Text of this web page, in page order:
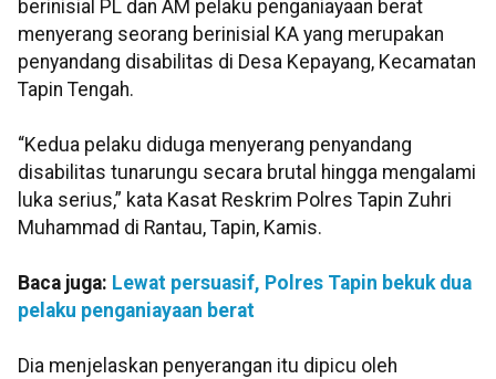
berinisial PL dan AM pelaku penganiayaan berat
menyerang seorang berinisial KA yang merupakan
penyandang disabilitas di Desa Kepayang, Kecamatan
Tapin Tengah.
“Kedua pelaku diduga menyerang penyandang
disabilitas tunarungu secara brutal hingga mengalami
luka serius,” kata Kasat Reskrim Polres Tapin Zuhri
Muhammad di Rantau, Tapin, Kamis.
Baca juga: Lewat persuasif, Polres Tapin bekuk dua
pelaku penganiayaan berat
Dia menjelaskan penyerangan itu dipicu oleh